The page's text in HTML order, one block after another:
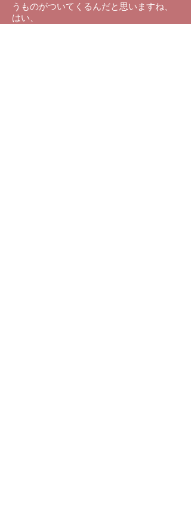
うものがついてくるんだと思いますね、
はい、